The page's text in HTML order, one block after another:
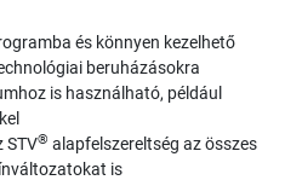
és könnyen kezelhető
beruházásokra
is használható, például
STV® alapfelszereltség az összes
is